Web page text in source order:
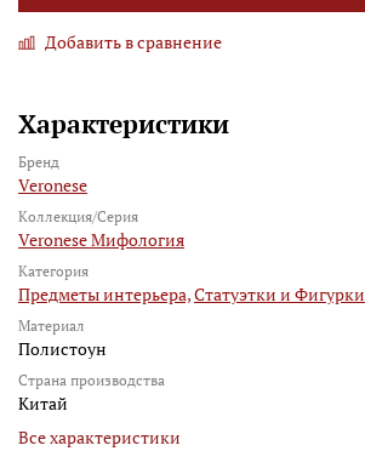
Добавить в сравнение
Характеристики
Бренд
Veronese
Коллекция/Серия
Veronese Мифология
Категория
Предметы интерьера,Статуэтки и Фигурки
Материал
Полистоун
Страна производства
Китай
Все характеристики